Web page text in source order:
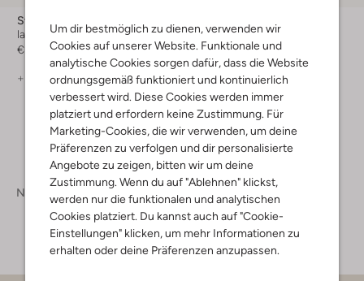
Um dir bestmöglich zu dienen, verwenden wir
Cookies auf unserer Website. Funktionale und
analytische Cookies sorgen dafür, dass die Website
ordnungsgemäß funktioniert und kontinuierlich
verbessert wird. Diese Cookies werden immer
platziert und erfordern keine Zustimmung. Für
Marketing-Cookies, die wir verwenden, um deine
Präferenzen zu verfolgen und dir personalisierte
Angebote zu zeigen, bitten wir um deine
Zustimmung. Wenn du auf "Ablehnen" klickst,
werden nur die funktionalen und analytischen
Cookies platziert. Du kannst auch auf "Cookie-
Einstellungen" klicken, um mehr Informationen zu
erhalten oder deine Präferenzen anzupassen.
Stefano Lauran
laptoptasche
€ 249,99
+ mehr farben
Weekender
€ 349,99
+ mehr farben
Neue Kollektion